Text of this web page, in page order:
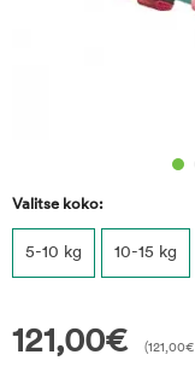
Valitse koko:
5-10 kg 10-15 kg
121,00€ (121,00€